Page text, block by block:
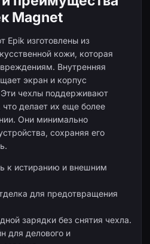
Magnet
Epik изготовлены из
кожи, которая
Внутренняя
экран и корпус
Эти чехлы поддерживают
делает их еще более
Они минимально
сохраняя его
к истиранию и внешним
для предотвращения
зарядки без снятия чехла.
для делового и